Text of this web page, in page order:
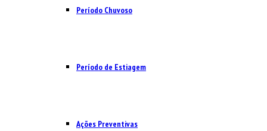
Período Chuvoso
Período de Estiagem
Ações Preventivas